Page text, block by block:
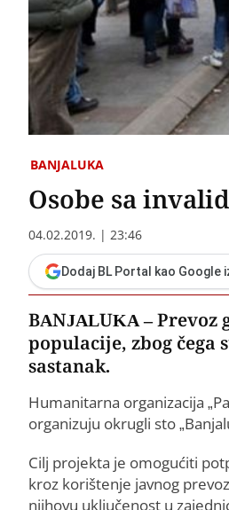
BANJALUKA
Osobe sa
04.02.2019. | 23:46
Dodaj BL Portal kao Google
BANJALUKA –
populacije, zbog čega
sastanak.
Humanitarna organizacija
organizuju okrugli sto
Cilj projekta je omogućiti
kroz korištenje javnog
njihovu uključenost u